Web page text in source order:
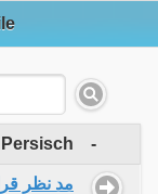
Persisch -
مد نظر